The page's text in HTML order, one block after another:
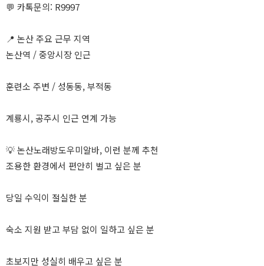
💬 카톡문의: R9997
📍 논산 주요 근무 지역
논산역 / 중앙시장 인근
훈련소 주변 / 성동동, 부적동
계룡시, 공주시 인근 연계 가능
💡 논산노래방도우미알바, 이런 분께 추천
조용한 환경에서 편안히 벌고 싶은 분
당일 수익이 절실한 분
숙소 지원 받고 부담 없이 일하고 싶은 분
초보지만 성실히 배우고 싶은 분